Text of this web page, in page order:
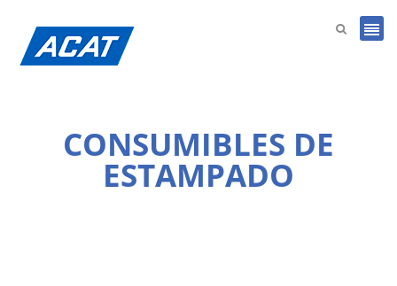
CONSUMIBLES DE
ESTAMPADO